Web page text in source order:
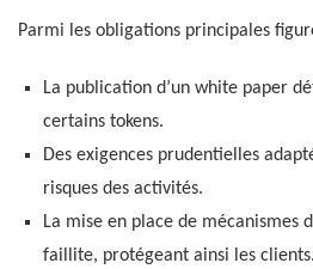
Parmi les obligations principales
La publication d’un white paper
certains tokens.
Des exigences prudentielles
risques des activités.
La mise en place de mécanismes
faillite, protégeant ainsi les clients.